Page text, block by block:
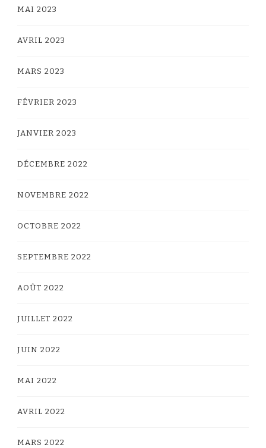
MAI 2023
AVRIL 2023
MARS 2023
FÉVRIER 2023
JANVIER 2023
DÉCEMBRE 2022
NOVEMBRE 2022
OCTOBRE 2022
SEPTEMBRE 2022
AOÛT 2022
JUILLET 2022
JUIN 2022
MAI 2022
AVRIL 2022
MARS 2022